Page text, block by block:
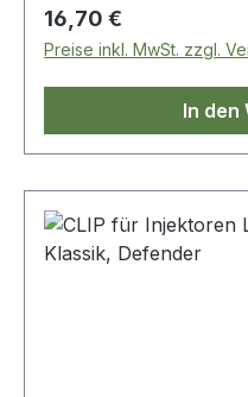
Regulärer Preis:
16,70 €
Preise inkl. MwSt. zzgl.
In den